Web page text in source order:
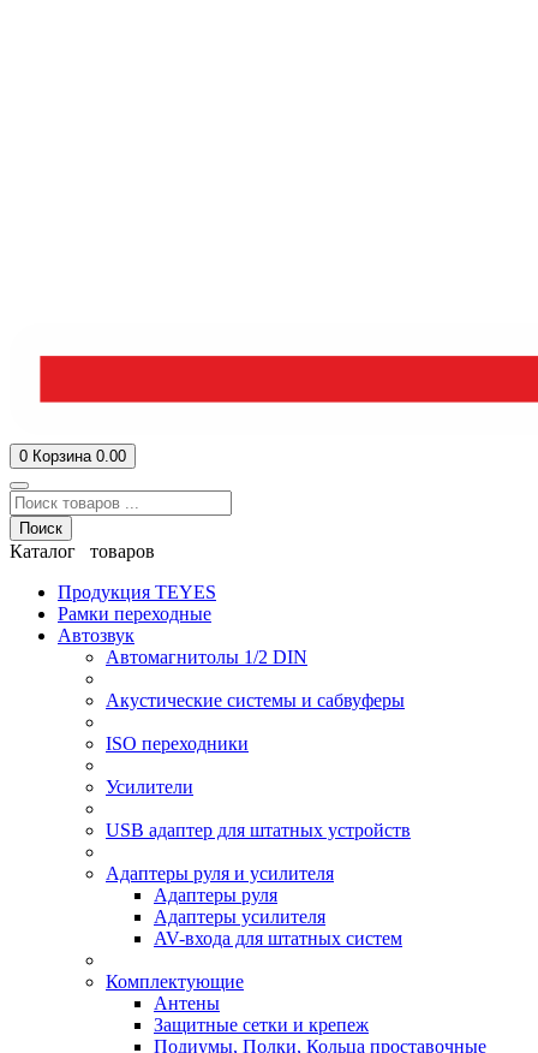
0 Корзина 0.00
Поиск
Каталог товаров
Продукция TEYES
Рамки переходные
Автозвук
Автомагнитолы 1/2 DIN
Акустические системы и сабвуферы
ISO переходники
Усилители
USB адаптер для штатных устройств
Адаптеры руля и усилителя
Адаптеры руля
Адаптеры усилителя
AV-входа для штатных систем
Комплектующие
Антены
Защитные сетки и крепеж
Подиумы, Полки, Кольца проставочные